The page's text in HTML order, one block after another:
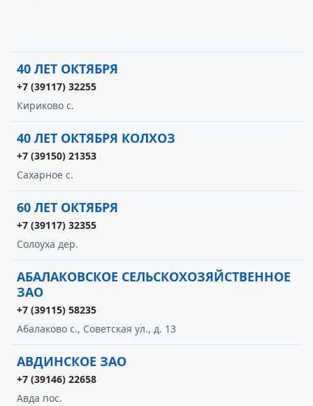
40 ЛЕТ ОКТЯБРЯ
+7 (39117) 32255
Кириково с.
40 ЛЕТ ОКТЯБРЯ КОЛХОЗ
+7 (39150) 21353
Сахарное с.
60 ЛЕТ ОКТЯБРЯ
+7 (39117) 32355
Солоуха дер.
АБАЛАКОВСКОЕ СЕЛЬСКОХОЗЯЙСТВЕННОЕ
ЗАО
+7 (39115) 58235
Абалаково с., Советская ул., д. 13
АВДИНСКОЕ ЗАО
+7 (39146) 22658
Авда пос.